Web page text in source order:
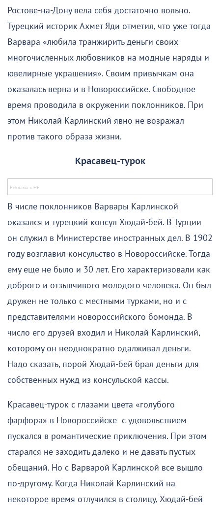
Ростове-на-Дону вела себя достаточно вольно.
Турецкий историк Ахмет Яди отметил, что уже тогда
Варвара «любила транжирить деньги своих
многочисленных любовников на модные наряды и
ювелирные украшения». Своим привычкам она
оказалась верна и в Новороссийске. Свободное
время проводила в окружении поклонников. При
этом Николай Карлинский явно не возражал
против такого образа жизни.
Красавец-турок
В числе поклонников Варвары Карлинской
оказался и турецкий консул Хюдай-бей. В Турции
он служил в Министерстве иностранных дел. В 1902
году возглавил консульство в Новороссийске. Тогда
ему еще не было и 30 лет. Его характеризовали как
доброго и отзывчивого молодого человека. Он был
дружен не только с местными турками, но и с
представителями новороссийского бомонда. В
число его друзей входил и Николай Карлинский,
которому он неоднократно одалживал деньги.
Надо сказать, порой Хюдай-бей брал деньги для
собственных нужд из консульской кассы.
Красавец-турок с глазами цвета «голубого
фарфора» в Новороссийске с удовольствием
пускался в романтические приключения. При этом
старался не заходить далеко и не давать пустых
обещаний. Но с Варварой Карлинской все вышло
по-другому. Когда Николай Карлинский на
некоторое время отлучился в столицу, Хюдай-бей